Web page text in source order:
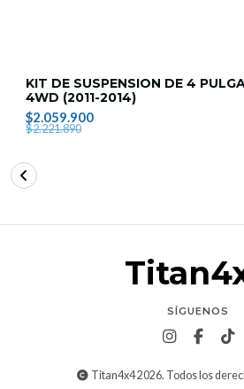
KIT DE SUSPENSION DE 4
4WD (2011-2014)
$2.059.900
$2.221.890
SÍGUENOS
Titan4x4 2026. Todos los